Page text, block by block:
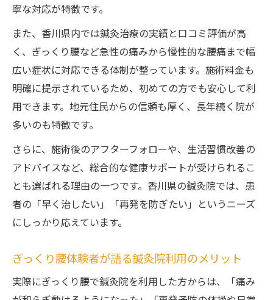
寧な対応が特徴です。
また、香川県内では鍼灸治療の実績と口コミ評価が高
く、ぎっくり腰など急性の痛みから慢性的な腰痛まで幅
広い症状に対応できる体制が整っています。施術料金も
明確に提示されているため、初めての方でも安心して利
用できます。地元住民からの信頼も厚く、長年続く院が
多いのも特徴です。
さらに、施術後のアフターフォローや、生活習慣改善の
アドバイスなど、総合的な健康サポートが受けられるこ
とも選ばれる理由の一つです。香川県の鍼灸院では、患
者の「早く治したい」「再発を防ぎたい」というニーズ
にしっかり応えています。
ぎっくり腰体験者が語る鍼灸院利用のメリット
実際にぎっくり腰で鍼灸院を利用した方からは、「痛み